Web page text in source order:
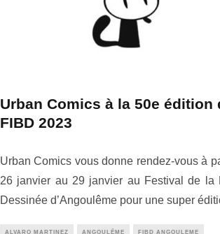
Urban Comics à la 50e édition
FIBD 2023
Urban Comics vous donne rendez-vous à
26 janvier au 29 janvier au Festival de la
Dessinée d’Angoulême pour une super
ALVARO MARTINEZ ANGOULÊME FIBD ANGOULEME